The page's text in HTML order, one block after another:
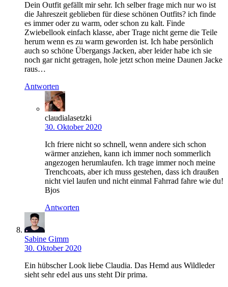
Dein Outfit gefällt mir sehr. Ich selber frage mich nur wo ist
die Jahreszeit geblieben für diese schönen Outfits? ich finde
es immer oder zu warm, oder schon zu kalt. Finde
Zwiebellook einfach klasse, aber Trage nicht gerne die Teile
herum wenn es zu warm geworden ist. Ich habe persönlich
auch so schöne Übergangs Jacken, aber leider habe ich sie
noch gar nicht getragen, hole jetzt schon meine Daunen Jacke
raus…
Antworten
claudialasetzki
30. Oktober 2020
Ich friere nicht so schnell, wenn andere sich schon
wärmer anziehen, kann ich immer noch sommerlich
angezogen herumlaufen. Ich trage immer noch meine
Trenchcoats, aber ich muss gestehen, dass ich draußen
nicht viel laufen und nicht einmal Fahrrad fahre wie du!
Bjos
Antworten
Sabine Gimm
30. Oktober 2020
Ein hübscher Look liebe Claudia. Das Hemd aus Wildleder
sieht sehr edel aus uns steht Dir prima.